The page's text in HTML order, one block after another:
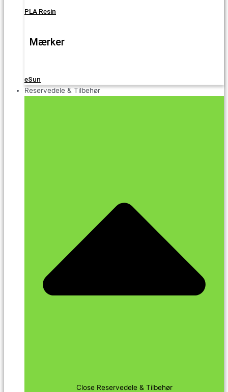
PLA Resin
Mærker
eSun
Reservedele & Tilbehør
Close Reservedele & Tilbehør